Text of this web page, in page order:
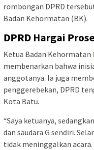
rombongan DPRD
Badan Kehormatan (BK).
DPRD Hargai
Ketua Badan Kehormatan
membenarkan bahwa
anggotanya. Ia juga
penggerebekan, DPRD
Kota Batu.
“Saya ketuanya,
dan saudara G sendiri.
tidak meninggalkan